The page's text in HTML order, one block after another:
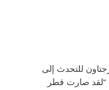
للتحدث إلى
“لقد صارت قطر